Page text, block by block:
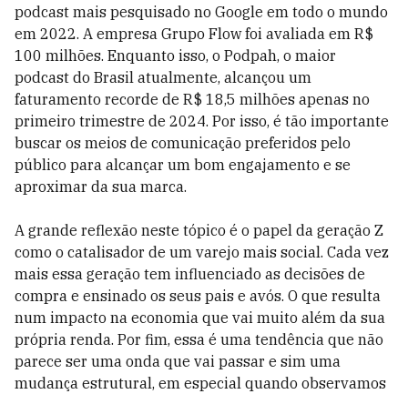
podcast mais pesquisado no Google em todo o mundo
em 2022. A empresa Grupo Flow foi avaliada em R$
100 milhões. Enquanto isso, o Podpah, o maior
podcast do Brasil atualmente, alcançou um
faturamento recorde de R$ 18,5 milhões apenas no
primeiro trimestre de 2024. Por isso, é tão importante
buscar os meios de comunicação preferidos pelo
público para alcançar um bom engajamento e se
aproximar da sua marca.
A grande reflexão neste tópico é o papel da geração Z
como o catalisador de um varejo mais social. Cada vez
mais essa geração tem influenciado as decisões de
compra e ensinado os seus pais e avós. O que resulta
num impacto na economia que vai muito além da sua
própria renda. Por fim, essa é uma tendência que não
parece ser uma onda que vai passar e sim uma
mudança estrutural, em especial quando observamos